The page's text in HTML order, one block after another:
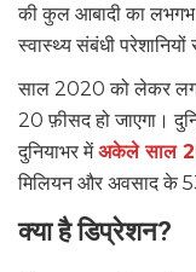
की कुल आबादी का
स्वास्थ्य संबंधी
साल 2020 को लेकर
20 फ़ीसद हो जाएगा।
दुनियाभर मेंअकेले साल
मिलियन और अवसाद के
क्या है डिप्रेशन?